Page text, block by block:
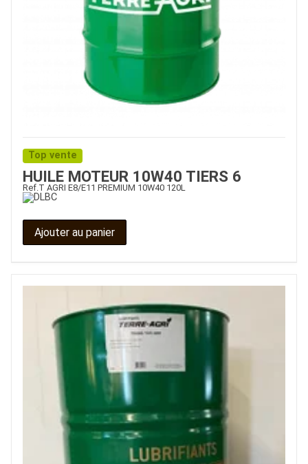
Top vente
HUILE MOTEUR 10W40 TIERS 6
Ref. T AGRI E8/E11 PREMIUM 10W40 120L
Ajouter au panier